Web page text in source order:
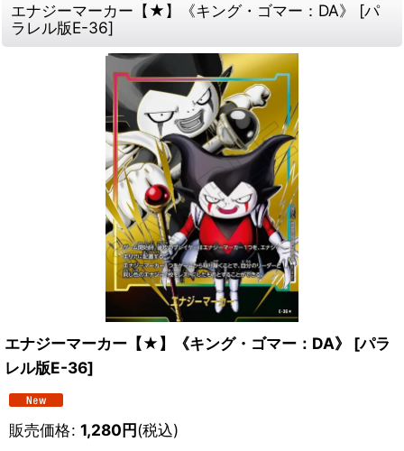
エナジーマーカー【★】《キング・ゴマー：DA》 [パ
ラレル版E-36]
エナジーマーカー【★】《キング・ゴマー：DA》 [パラ
レル版E-36]
販売価格: 1,280円(税込)